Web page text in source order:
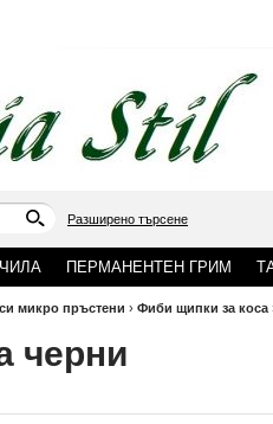
Разширено търсене
ПЕРМАНЕНТЕН ГРИМ
микро пръстени › Фиби щипки за коса
черни